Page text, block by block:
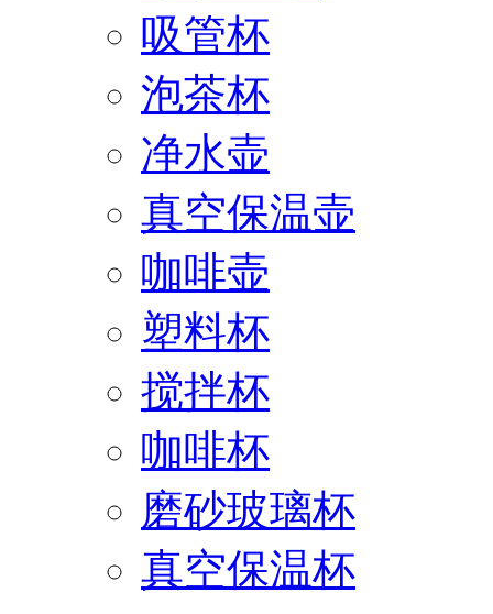
吸管杯
泡茶杯
净水壶
真空保温壶
咖啡壶
塑料杯
搅拌杯
咖啡杯
磨砂玻璃杯
真空保温杯